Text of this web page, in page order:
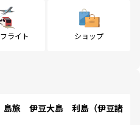
ライト ショップ
旅 伊豆大島 利島（伊豆諸